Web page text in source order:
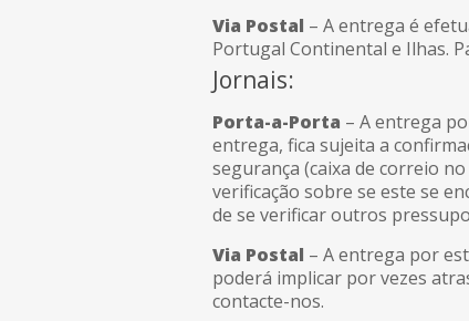
Via Postal – A entrega é
Portugal Continental e Ilhas.
Jornais:
Porta-a-Porta – A entrega
entrega, fica sujeita a
segurança (caixa de correio
verificação sobre se este se
de se verificar outros
Via Postal – A entrega por
poderá implicar por vezes
contacte-nos.